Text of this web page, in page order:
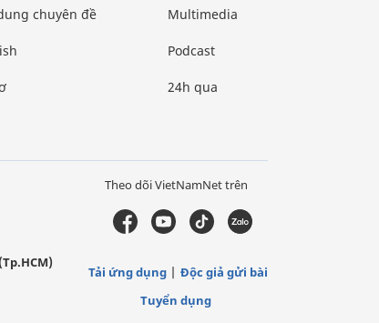
chuyên đề Multimedia
Podcast
24h qua
Theo dõi VietNamNet trên
Tải ứng dụng
Độc giả gửi bài
Tuyển dụng